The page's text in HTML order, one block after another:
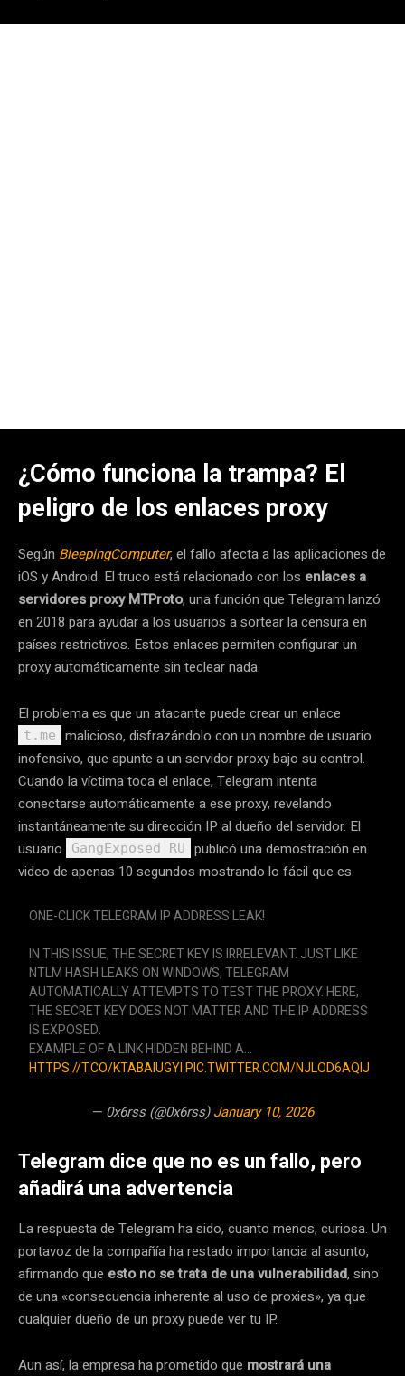
¿Cómo funciona la trampa? El
peligro de los enlaces proxy
Según BleepingComputer, el fallo afecta a las aplicaciones de
iOS y Android. El truco está relacionado con los enlaces a
servidores proxy MTProto, una función que Telegram lanzó
en 2018 para ayudar a los usuarios a sortear la censura en
países restrictivos. Estos enlaces permiten configurar un
proxy automáticamente sin teclear nada.
El problema es que un atacante puede crear un enlace
t.me
malicioso, disfrazándolo con un nombre de usuario
inofensivo, que apunte a un servidor proxy bajo su control.
Cuando la víctima toca el enlace, Telegram intenta
conectarse automáticamente a ese proxy, revelando
instantáneamente su dirección IP al dueño del servidor. El
usuario
GangExposed RU
publicó una demostración en
video de apenas 10 segundos mostrando lo fácil que es.
ONE-CLICK TELEGRAM IP ADDRESS LEAK!
IN THIS ISSUE, THE SECRET KEY IS IRRELEVANT. JUST LIKE
NTLM HASH LEAKS ON WINDOWS, TELEGRAM
AUTOMATICALLY ATTEMPTS TO TEST THE PROXY. HERE,
THE SECRET KEY DOES NOT MATTER AND THE IP ADDRESS
IS EXPOSED.
EXAMPLE OF A LINK HIDDEN BEHIND A…
HTTPS://T.CO/KTABAIUGYI PIC.TWITTER.COM/NJLOD6AQIJ
— 0x6rss (@0x6rss)January 10, 2026
Telegram dice que no es un fallo, pero
añadirá una advertencia
La respuesta de Telegram ha sido, cuanto menos, curiosa. Un
portavoz de la compañía ha restado importancia al asunto,
afirmando que esto no se trata de una vulnerabilidad, sino
de una «consecuencia inherente al uso de proxies», ya que
cualquier dueño de un proxy puede ver tu IP.
Aun así, la empresa ha prometido que mostrará una